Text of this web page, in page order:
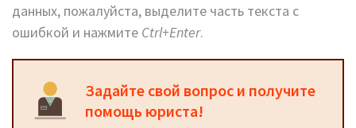
данных, пожалуйста, выделите часть текста с
ошибкой и нажмите Ctrl+Enter.
Задайте свой вопрос и получите
помощь юриста!